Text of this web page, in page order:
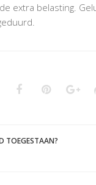
extra belasting.
TOEGESTAAN?